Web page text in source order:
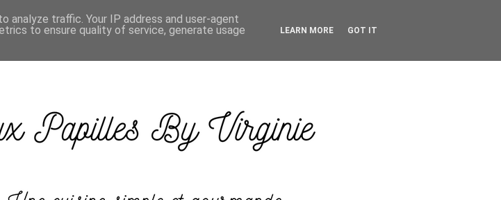
analyze traffic. Your IP address and user-agent
to ensure quality of service, generate usage
LEARN MORE GOT IT